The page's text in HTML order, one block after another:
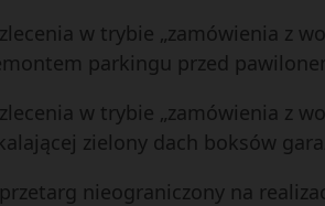
w trybie „zamówienia z
parkingu przed
w trybie „zamówienia z
zielony dach boksów
nieograniczony na